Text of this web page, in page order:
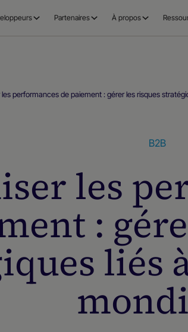
Partenaires À propos
les performances de paiement : gérer les risques
B2B
les
:
liés